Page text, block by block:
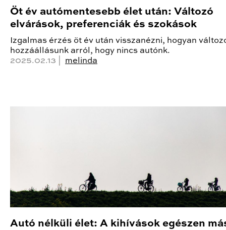
Öt év autómentesebb élet után: Változó
elvárások, preferenciák és szokások
Izgalmas érzés öt év után visszanézni, hogyan
hozzáállásunk arról, hogy nincs autónk.
2025.02.13 | melinda
Autó nélküli élet: A kihívások egészen